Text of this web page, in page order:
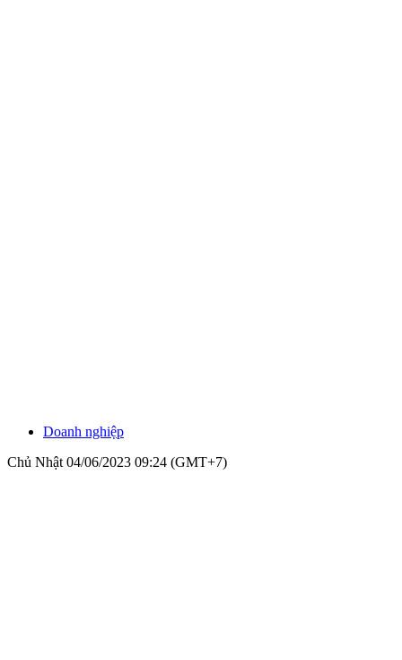
Doanh nghiệp
Chủ Nhật 04/06/2023 09:24 (GMT+7)